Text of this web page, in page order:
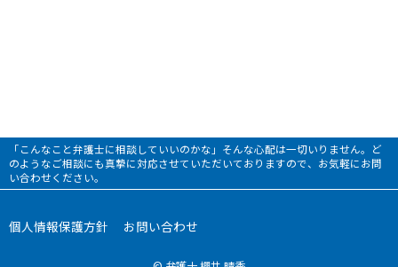
「こんなこと弁護士に相談していいのかな」そんな心配は一切いりません。ど
のようなご相談にも真摯に対応させていただいておりますので、お気軽にお問
い合わせください。
個人情報保護方針 お問い合わせ